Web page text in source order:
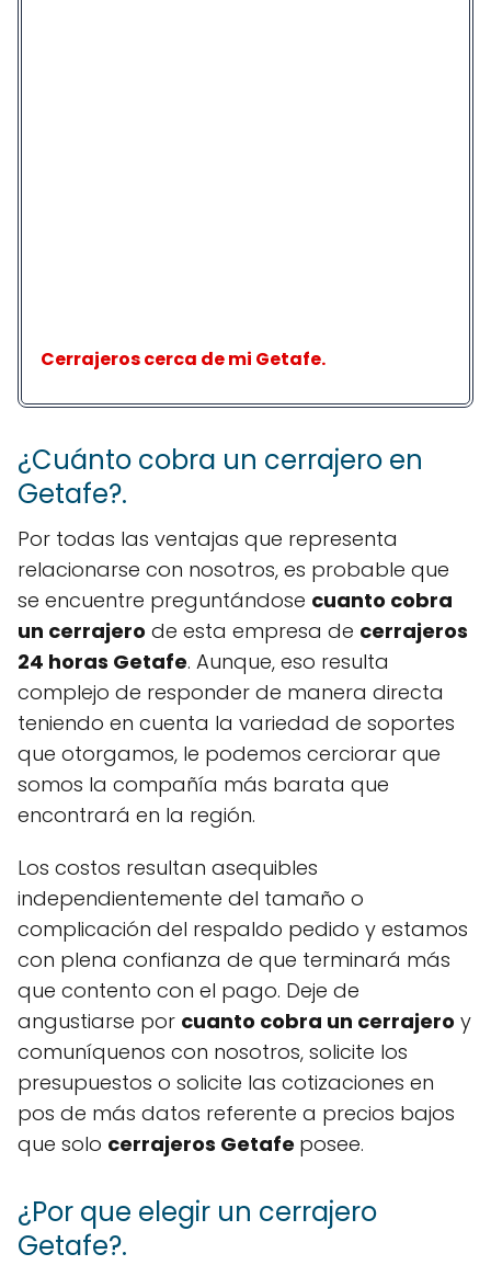
Cerrajeros cerca de mi Getafe.
¿Cuánto cobra un cerrajero en
Getafe?.
Por todas las ventajas que representa
relacionarse con nosotros, es probable que
se encuentre preguntándose cuanto cobra
un cerrajero de esta empresa de cerrajeros
24 horas Getafe. Aunque, eso resulta
complejo de responder de manera directa
teniendo en cuenta la variedad de soportes
que otorgamos, le podemos cerciorar que
somos la compañía más barata que
encontrará en la región.
Los costos resultan asequibles
independientemente del tamaño o
complicación del respaldo pedido y estamos
con plena confianza de que terminará más
que contento con el pago. Deje de
angustiarse por cuanto cobra un cerrajero y
comuníquenos con nosotros, solicite los
presupuestos o solicite las cotizaciones en
pos de más datos referente a precios bajos
que solo cerrajeros Getafe posee.
¿Por que elegir un cerrajero
Getafe?.